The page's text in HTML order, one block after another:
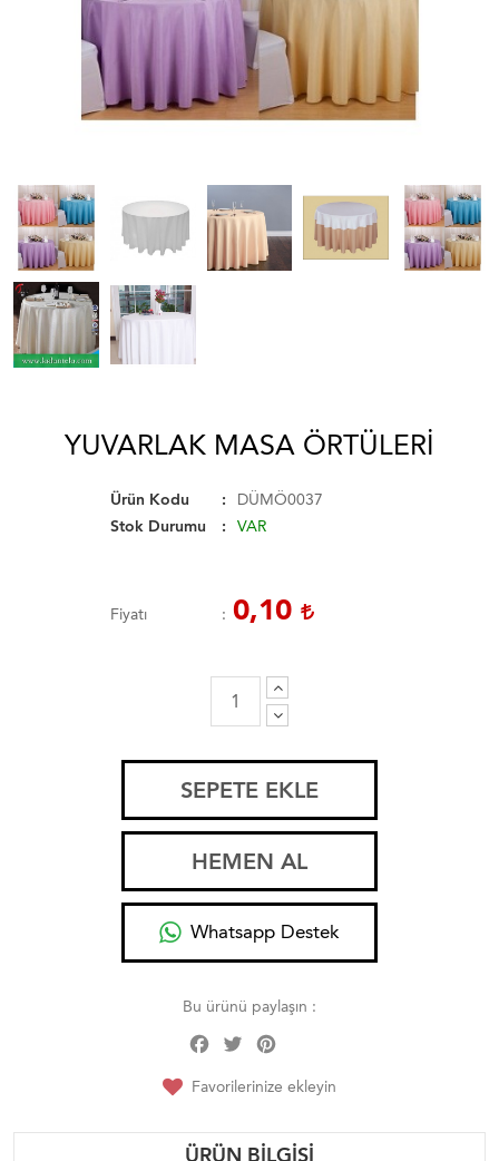
YUVARLAK MASA ÖRTÜLERI
Ürün Kodu
DÜMÖ0037
Stok Durumu
VAR
Fiyatı 0,10
SEPETE EKLE
HEMEN AL
Whatsapp Destek
Bu ürünü paylaşın :
Facebook
Twitter
Favorilerinize ekleyin
ÜRÜN BILGISI